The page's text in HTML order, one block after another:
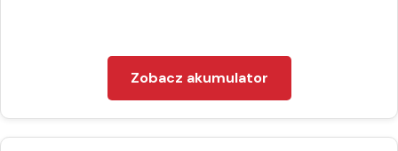
Zobacz akumulator